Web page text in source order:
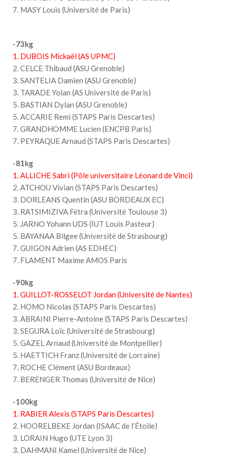
7. MASY Louis (Université de Paris)
-73kg
1. DUBOIS Mickaël (AS UPMC)
2. CELCE Thibaud (ASU Grenoble)
3. SANTELIA Damien (ASU Grenoble)
3. TARADE Yolan (AS Université de Paris)
5. BASTIAN Dylan (ASU Grenoble)
5. ACCARIE Remi (STAPS Paris Descartes)
7. GRANDHOMME Lucien (ENCPB Paris)
7. PEYRAQUE Arnaud (STAPS Paris Descartes)
-81kg
1. ALLICHE Sabri (Pôle universitaire Léonard de Vinci)
2. ATCHOU Vivian (STAPS Paris Descartes)
3. DORLEANS Quentin (ASU BORDEAUX EC)
3. RATSIMIZIVA Fétra (Université Toulouse 3)
5. JARNO Yohann UDS (IUT Louis Pasteur)
5. BAYANAA Bilgee (Université de Strasbourg)
7. GUIGON Adrien (AS EDHEC)
7. FLAMENT Maxime AMOS Paris
-90kg
1. GUILLOT-ROSSELOT Jordan (Université de Nantes)
2. HOMO Nicolas (STAPS Paris Descartes)
3. ABRAINI Pierre-Antoine (STAPS Paris Descartes)
3. SEGURA Loïc (Université de Strasbourg)
5. GAZEL Arnaud (Université de Montpellier)
5. HAETTICH Franz (Université de Lorraine)
7. ROCHE Clément (ASU Bordeaux)
7. BERENGER Thomas (Université de Nice)
-100kg
1. RABIER Alexis (STAPS Paris Descartes)
2. HOORELBEKE Jordan (ISAAC de l’Étoile)
3. LORAIN Hugo (UTE Lyon 3)
3. DAHMANI Kamel (Université de Nice)